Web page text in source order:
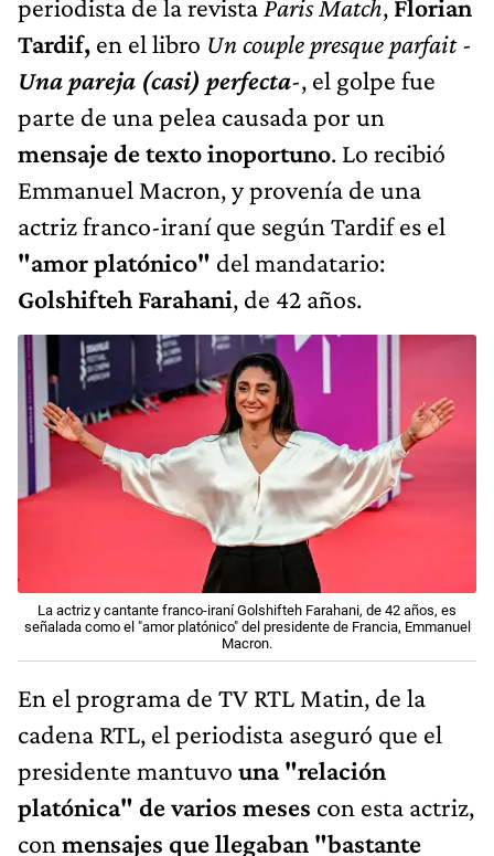
periodista de la revista Paris Match, Florian
Tardif, en el libro Un couple presque parfait -
Una pareja (casi) perfecta-, el golpe fue
parte de una pelea causada por un
mensaje de texto inoportuno. Lo recibió
Emmanuel Macron, y provenía de una
actriz franco-iraní que según Tardif es el
"amor platónico" del mandatario:
Golshifteh Farahani, de 42 años.
La actriz y cantante franco-iraní Golshifteh Farahani, de 42 años, es
señalada como el "amor platónico" del presidente de Francia, Emmanuel
Macron.
En el programa de TV RTL Matin, de la
cadena RTL, el periodista aseguró que el
presidente mantuvo una "relación
platónica" de varios meses con esta actriz,
con mensajes que llegaban "bastante